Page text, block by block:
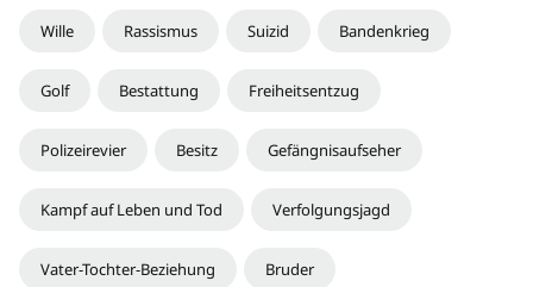
Wille Rassismus Suizid Bandenkrieg
Golf Bestattung Freiheitsentzug
Polizeirevier Besitz Gefängnisaufseher
Kampf auf Leben und Tod Verfolgungsjagd
Vater-Tochter-Beziehung Bruder